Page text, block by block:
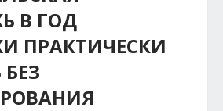
В ГОД
ПРАКТИЧЕСКИ